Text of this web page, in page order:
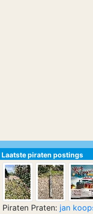
Laatste piraten postings
Piraten Praten: jan